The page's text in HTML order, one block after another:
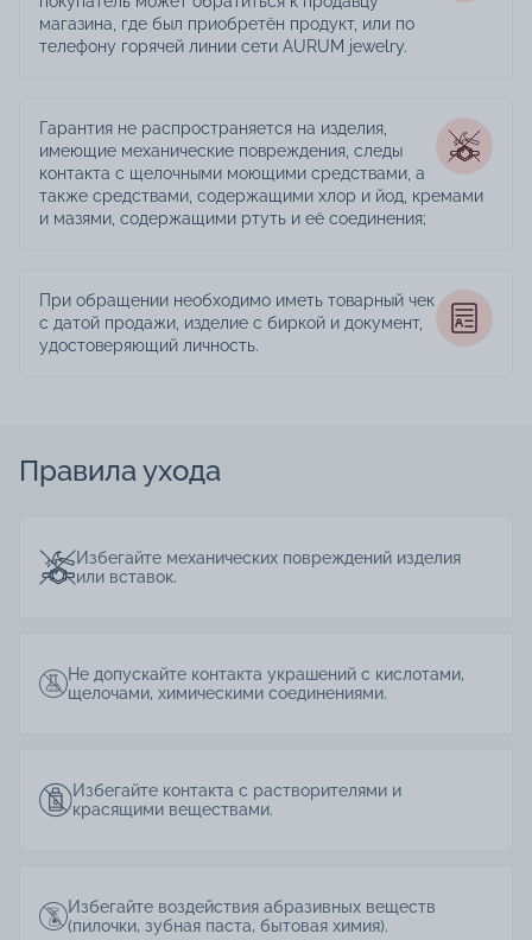
магазина, где был приобретён продукт, или по
телефону горячей линии сети AURUM jewelry.
Гарантия не распространяется на изделия,
имеющие механические повреждения, следы
контакта с щелочными моющими средствами, а
также средствами, содержащими хлор и йод, кремами
и мазями, содержащими ртуть и её соединения;
При обращении необходимо иметь товарный чек
с датой продажи, изделие с биркой и документ,
удостоверяющий личность.
Правила ухода
Избегайте механических повреждений изделия
или вставок.
Не допускайте контакта украшений с кислотами,
щелочами, химическими соединениями.
Избегайте контакта с растворителями и
красящими веществами.
Избегайте воздействия абразивных веществ
(пилочки, зубная паста, бытовая химия).